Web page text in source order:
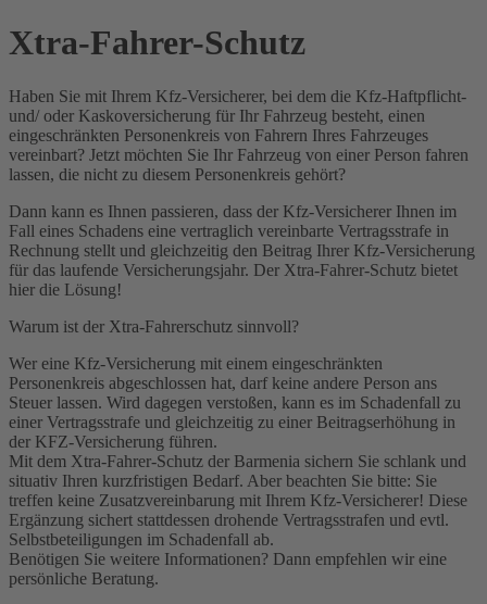
Xtra-Fahrer-Schutz
Haben Sie mit Ihrem Kfz-Versicherer, bei dem die Kfz-Haftpflicht-
und/ oder Kaskoversicherung für Ihr Fahrzeug besteht, einen
eingeschränkten Personenkreis von Fahrern Ihres Fahrzeuges
vereinbart? Jetzt möchten Sie Ihr Fahrzeug von einer Person fahren
lassen, die nicht zu diesem Personenkreis gehört?
Dann kann es Ihnen passieren, dass der Kfz-Versicherer Ihnen im
Fall eines Schadens eine vertraglich vereinbarte Vertragsstrafe in
Rechnung stellt und gleichzeitig den Beitrag Ihrer Kfz-Versicherung
für das laufende Versicherungsjahr. Der Xtra-Fahrer-Schutz bietet
hier die Lösung!
Warum ist der Xtra-Fahrerschutz sinnvoll?
Wer eine Kfz-Versicherung mit einem eingeschränkten
Personenkreis abgeschlossen hat, darf keine andere Person ans
Steuer lassen. Wird dagegen verstoßen, kann es im Schadenfall zu
einer Vertragsstrafe und gleichzeitig zu einer Beitragserhöhung in
der KFZ-Versicherung führen.
Mit dem Xtra-Fahrer-Schutz der Barmenia sichern Sie schlank und
situativ Ihren kurzfristigen Bedarf. Aber beachten Sie bitte: Sie
treffen keine Zusatzvereinbarung mit Ihrem Kfz-Versicherer! Diese
Ergänzung sichert stattdessen drohende Vertragsstrafen und evtl.
Selbstbeteiligungen im Schadenfall ab.
Benötigen Sie weitere Informationen? Dann empfehlen wir eine
persönliche Beratung.